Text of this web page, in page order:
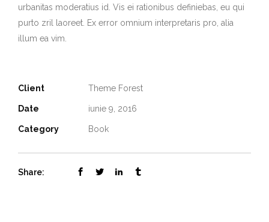
urbanitas moderatius id. Vis ei rationibus definiebas, eu qui
purto zril laoreet. Ex error omnium interpretaris pro, alia
illum ea vim.
Client Theme Forest
Date iunie 9, 2016
Category Book
Share: